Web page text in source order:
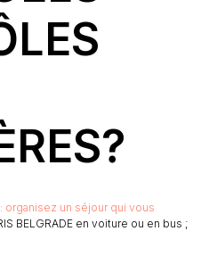
organisez un séjour qui vous
BELGRADE en voiture ou en bus ;